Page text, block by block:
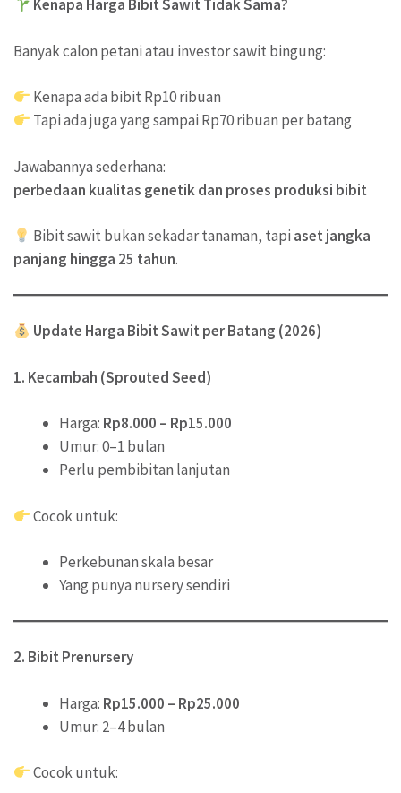
Kenapa Harga Bibit Sawit Tidak Sama?
Banyak calon petani atau investor sawit bingung:
Kenapa ada bibit Rp10 ribuan
Tapi ada juga yang sampai Rp70 ribuan per batang
Jawabannya sederhana:
perbedaan kualitas genetik dan proses produksi bibit
Bibit sawit bukan sekadar tanaman, tapi aset jangka
panjang hingga 25 tahun.
Update Harga Bibit Sawit per Batang (2026)
1. Kecambah (Sprouted Seed)
Harga: Rp8.000 – Rp15.000
Umur: 0–1 bulan
Perlu pembibitan lanjutan
Cocok untuk:
Perkebunan skala besar
Yang punya nursery sendiri
2. Bibit Prenursery
Harga: Rp15.000 – Rp25.000
Umur: 2–4 bulan
Cocok untuk: